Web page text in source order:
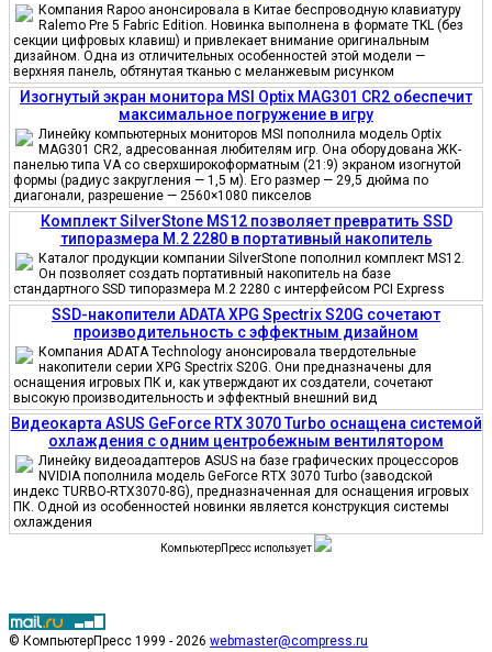
Компания Rapoo анонсировала в Китае беспроводную клавиатуру
Ralemo Pre 5 Fabric Edition. Новинка выполнена в формате TKL (без
секции цифровых клавиш) и привлекает внимание оригинальным
дизайном. Одна из отличительных особенностей этой модели —
верхняя панель, обтянутая тканью с меланжевым рисунком
Изогнутый экран монитора MSI Optix MAG301 CR2 обеспечит
максимальное погружение в игру
Линейку компьютерных мониторов MSI пополнила модель Optix
MAG301 CR2, адресованная любителям игр. Она оборудована ЖК-
панелью типа VA со сверхширокоформатным (21:9) экраном изогнутой
формы (радиус закругления — 1,5 м). Его размер — 29,5 дюйма по
диагонали, разрешение — 2560×1080 пикселов
Комплект SilverStone MS12 позволяет превратить SSD
типоразмера M.2 2280 в портативный накопитель
Каталог продукции компании SilverStone пополнил комплект MS12.
Он позволяет создать портативный накопитель на базе
стандартного SSD типоразмера M.2 2280 с интерфейсом PCI Express
SSD-накопители ADATA XPG Spectrix S20G сочетают
производительность с эффектным дизайном
Компания ADATA Technology анонсировала твердотельные
накопители серии XPG Spectrix S20G. Они предназначены для
оснащения игровых ПК и, как утверждают их создатели, сочетают
высокую производительность и эффектный внешний вид
Видеокарта ASUS GeForce RTX 3070 Turbo оснащена системой
охлаждения с одним центробежным вентилятором
Линейку видеоадаптеров ASUS на базе графических процессоров
NVIDIA пополнила модель GeForce RTX 3070 Turbo (заводской
индекс TURBO-RTX3070-8G), предназначенная для оснащения игровых
ПК. Одной из особенностей новинки является конструкция системы
охлаждения
КомпьютерПресс использует
© КомпьютерПресс 1999 - 2026 webmaster@compress.ru